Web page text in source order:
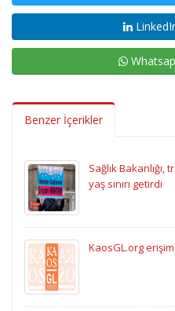
Benzer İçerikler
Sağlık Bakanlığı,
yaş sınırı getirdi
KaosGL.org